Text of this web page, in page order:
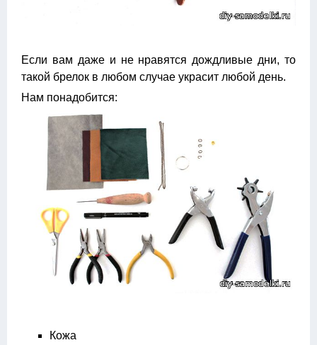
Если вам даже и не нравятся дождливые дни, то
такой брелок в любом случае украсит любой день.
Нам понадобится:
Кожа